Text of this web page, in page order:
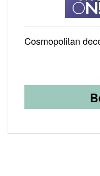
Cosmopolitan